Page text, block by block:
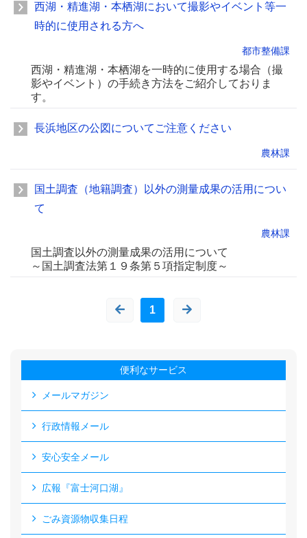
西湖・精進湖・本栖湖において撮影やイベント等一
時的に使用される方へ
都市整備課
西湖・精進湖・本栖湖を一時的に使用する場合（撮
影やイベント）の手続き方法をご紹介しておりま
す。
長浜地区の公図についてご注意ください
農林課
国土調査（地籍調査）以外の測量成果の活用につい
て
農林課
国土調査以外の測量成果の活用について
～国土調査法第１９条第５項指定制度～
1
便利なサービス
メールマガジン
行政情報メール
安心安全メール
広報『富士河口湖』
ごみ資源物収集日程